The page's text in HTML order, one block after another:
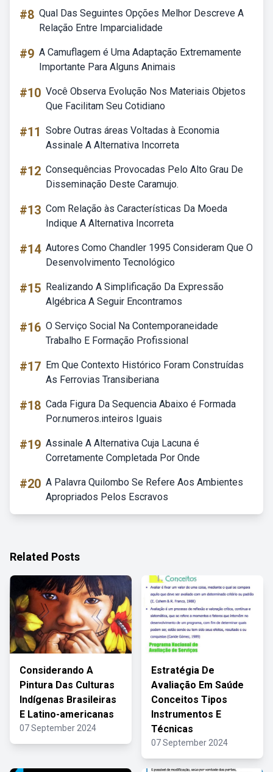
#8 Qual Das Seguintes Opções Melhor Descreve A
Relação Entre Imparcialidade
#9 A Camuflagem é Uma Adaptação Extremamente
Importante Para Alguns Animais
#10 Você Observa Evolução Nos Materiais Objetos
Que Facilitam Seu Cotidiano
#11 Sobre Outras áreas Voltadas à Economia
Assinale A Alternativa Incorreta
#12 Consequências Provocadas Pelo Alto Grau De
Disseminação Deste Caramujo.
#13 Com Relação às Características Da Moeda
Indique A Alternativa Incorreta
#14 Autores Como Chandler 1995 Consideram Que O
Desenvolvimento Tecnológico
#15 Realizando A Simplificação Da Expressão
Algébrica A Seguir Encontramos
#16 O Serviço Social Na Contemporaneidade
Trabalho E Formação Profissional
#17 Em Que Contexto Histórico Foram Construídas
As Ferrovias Transiberiana
#18 Cada Figura Da Sequencia Abaixo é Formada
Por.numeros.inteiros Iguais
#19 Assinale A Alternativa Cuja Lacuna é
Corretamente Completada Por Onde
#20 A Palavra Quilombo Se Refere Aos Ambientes
Apropriados Pelos Escravos
Related Posts
Considerando A
Pintura Das Culturas
Indígenas Brasileiras
E Latino-americanas
07 September 2024
Estratégia De
Avaliação Em Saúde
Conceitos Tipos
Instrumentos E
Técnicas
07 September 2024